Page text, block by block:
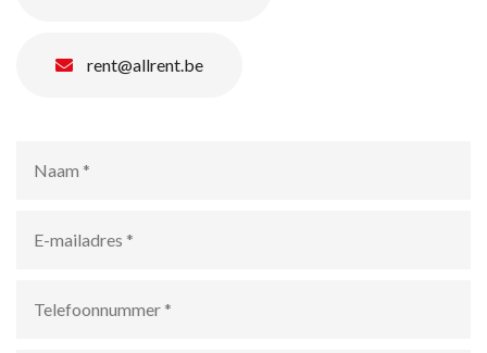
rent@allrent.be
mailadres *